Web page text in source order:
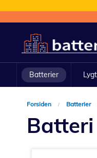
to
Content
Batterier
Forsiden Batterier